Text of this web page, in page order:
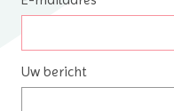
Uw bericht